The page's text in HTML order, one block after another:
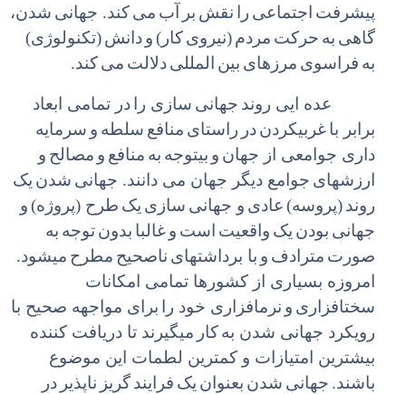
پیشرفت اجتماعی را نقش بر آب میکند. جهانی شدن،
گاهی به حرکت مردم(نیرویکار) ودانش(تکنولوژی)
به فراسوی مرزهای بین المللیدلالت میکند.
عده ایی روند جهانی سازی را
در تمامی ابعاد
برابر باغربی‏کردندر راستای منافع سلطه و سرمایه
داری جوامعی از جهان و بی‏توجه به منافع و مصالح و
ارزشهای جوامع دیگر جهان می دانند. جهانی شدن یک
روند(پروسه) عادی و جهانی سازی یک طرح (پروژه) و
جهانی بودن یک واقعیت است وغالبا بدونتوجه به
صورت مترادف و با برداشتهای ناصحیح مطرح می‏شود.
امروزه بسیاری از کشورها تمامی امکانات
سخت‏افزاری و نرم‏افزاری خود را
برای مواجهه صحیح با
رویکرد جهانی شدن بهکار می‏گیرند تا دریافت کننده
بیشترین امتیازات و کمترین لطمات این موضوع
باشند. جهانی شدن بعنوان یک فرایندگریز ناپذیر در